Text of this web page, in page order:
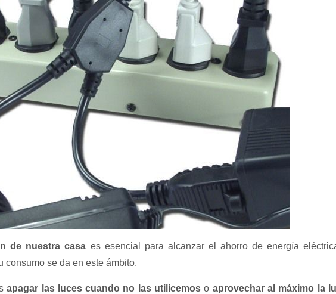
de nuestra casa es esencial para alcanzar el ahorro de energía
consumo se da en este ámbito.
apagar las luces cuando no las utilicemos o aprovechar al máximo la